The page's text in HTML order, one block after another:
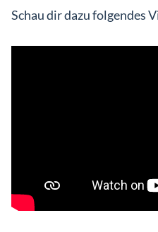
Schau dir dazu folgendes